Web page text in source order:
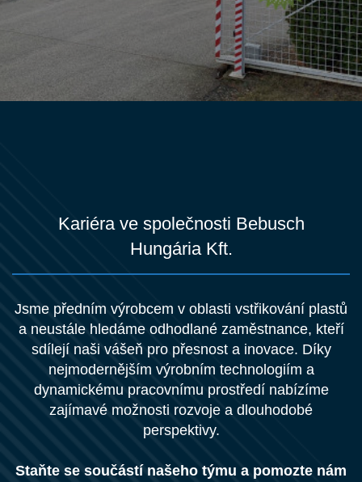
Kariéra ve společnosti Bebusch
Hungária Kft.
Jsme předním výrobcem v oblasti vstřikování plastů
a neustále hledáme odhodlané zaměstnance, kteří
sdílejí naši vášeň pro přesnost a inovace. Díky
nejmodernějším výrobním technologiím a
dynamickému pracovnímu prostředí nabízíme
zajímavé možnosti rozvoje a dlouhodobé
perspektivy.
Staňte se součástí našeho týmu a pomozte nám